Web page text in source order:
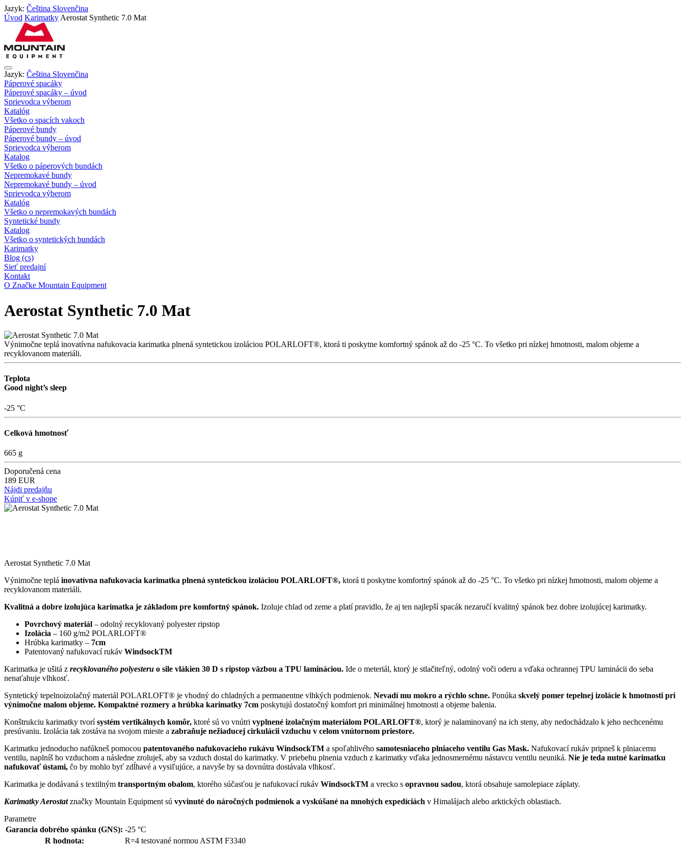
Jazyk: Čeština Slovenčina
Úvod Karimatky Aerostat Synthetic 7.0 Mat
Jazyk: Čeština Slovenčina
Páperové spacáky
Páperové spacáky – úvod
Sprievodca výberom
Katalóg
Všetko o spacích vakoch
Páperové bundy
Páperové bundy – úvod
Sprievodca výberom
Katalog
Všetko o páperových bundách
Nepremokavé bundy
Nepremokavé bundy – úvod
Sprievodca výberom
Katalóg
Všetko o nepremokavých bundách
Syntetické bundy
Katalog
Všetko o syntetických bundách
Karimatky
Blog (cs)
Sieť predajní
Kontakt
O Značke Mountain Equipment
Aerostat Synthetic 7.0 Mat
Výnimočne teplá inovatívna nafukovacia karimatka plnená syntetickou izoláciou POLARLOFT®, ktorá ti poskytne komfortný spánok až do -25 °C. To všetko pri nízkej hmotnosti, malom objeme a
recyklovanom materiáli.
Teplota
Good night’s sleep
-25 °C
Celková hmotnosť
665 g
Doporučená cena
189 EUR
Nájdi predajňu
Kúpiť v e-shope
Aerostat Synthetic 7.0 Mat
Výnimočne teplá inovatívna nafukovacia karimatka plnená syntetickou izoláciou POLARLOFT®, ktorá ti poskytne komfortný spánok až do -25 °C. To všetko pri nízkej hmotnosti, malom objeme a
recyklovanom materiáli.
Kvalitná a dobre izolujúca karimatka je základom pre komfortný spánok. Izoluje chlad od zeme a platí pravidlo, že aj ten najlepší spacák nezaručí kvalitný spánok bez dobre izolujúcej karimatky.
Povrchový materiál – odolný recyklovaný polyester ripstop
Izolácia – 160 g/m2 POLARLOFT®
Hrúbka karimatky – 7cm
Patentovaný nafukovací rukáv WindsockTM
Karimatka je ušitá z recyklovaného polyesteru o sile vlákien 30 D s ripstop väzbou a TPU lamináciou. Ide o meteriál, ktorý je stlačiteľný, odolný voči oderu a vďaka ochrannej TPU laminácii do seba
nenaťahuje vlhkosť.
Syntetický tepelnoizolačný materiál POLARLOFT® je vhodný do chladných a permanentne vlhkých podmienok. Nevadí mu mokro a rýchlo schne. Ponúka skvelý pomer tepelnej izolácie k hmotnosti pri
výnimočne malom objeme. Kompaktné rozmery a hrúbka karimatky 7cm poskytujú dostatočný komfort pri minimálnej hmotnosti a objeme balenia.
Konštrukciu karimatky tvorísystém vertikálnych komôr, ktoré sú vo vnútri vyplnené izolačným materiálom POLARLOFT®, ktorý je nalaminovaný na ich steny, aby nedochádzalo k jeho nechcenému
presúvaniu. Izolácia tak zostáva na svojom mieste a zabraňuje nežiaducej cirkulácii vzduchu v celom vnútornom priestore.
Karimatku jednoducho nafúkneš pomocou patentovaného nafukovacieho rukávu WindsockTM a spoľahlivého samotesniaceho plniaceho ventilu Gas Mask. Nafukovací rukáv pripneš k plniacemu
ventilu, naplníš ho vzduchom a následne zroluješ, aby sa vzduch dostal do karimatky. V priebehu plnenia vzduch z karimatky vďaka jednosmernému nástavcu ventilu neuniká. Nie je teda nutné karimatku
nafukovať ústami, čo by mohlo byť zdĺhavé a vysiľujúce, a navyše by sa dovnútra dostávala vlhkosť.
Karimatka je dodávaná s textilným transportným obalom, ktorého súčasťou je nafukovací rukáv WindsockTM a vrecko s opravnou sadou, ktorá obsahuje samolepiace záplaty.
Karimatky Aerostatznačky Mountain Equipment sú vyvinuté do náročných podmienok a vyskúšané na mnohých expedíciách v Himalájach alebo arktických oblastiach.
Parametre
Garancia dobrého spánku (GNS): -25 °C
R hodnota:
R=4 testované normou ASTM F3340